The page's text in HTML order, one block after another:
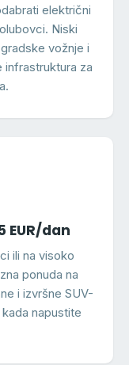
električni
Niski
vožnje i
infrastruktura za
EUR/dan
ili na visoko
ponuda na
i izvršne SUV-
napustite